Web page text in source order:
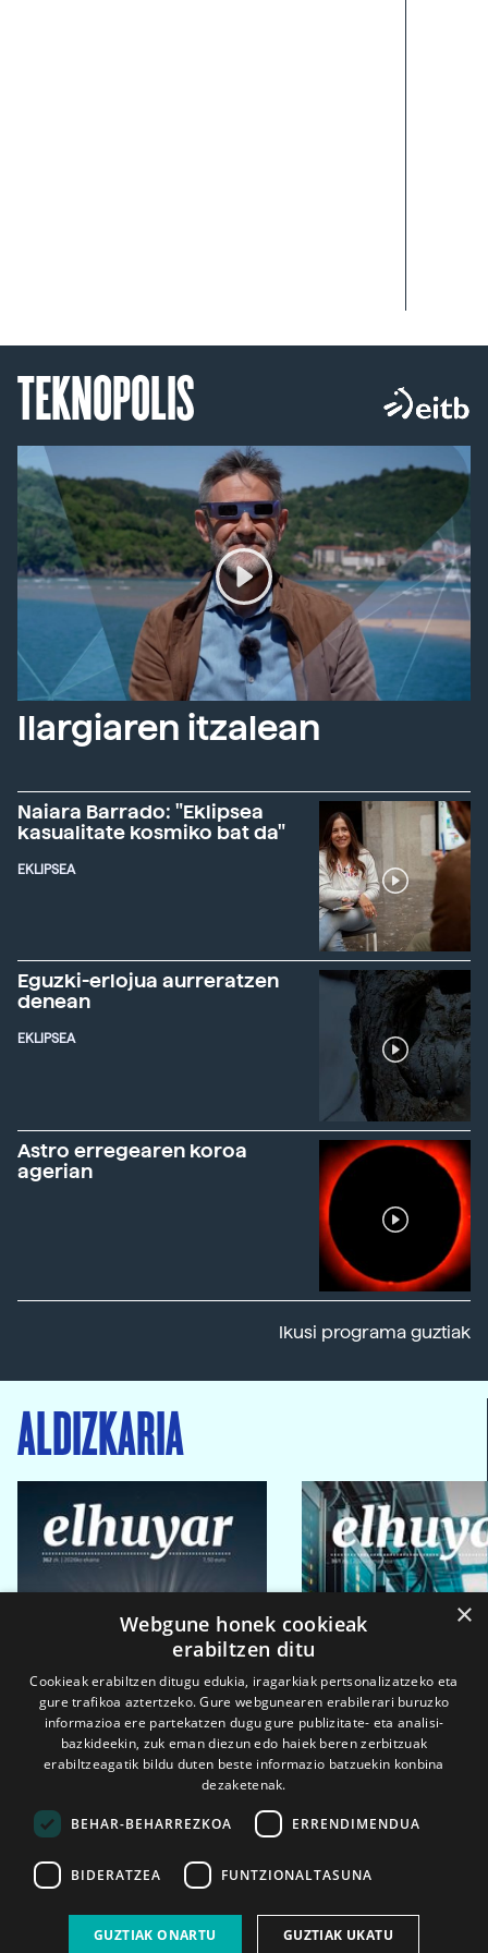
TEKNOPOLIS
Ilargiaren itzalean
Naiara Barrado: "Eklipsea
kasualitate kosmiko bat da"
EKLIPSEA
Eguzki-erlojua aurreratzen
denean
EKLIPSEA
Astro erregearen koroa
agerian
Ikusi programa guztiak
ALDIZKARIA
2026ko eka. 1a 2026ko mar. 1a
×
Webgune honek cookieak
erabiltzen ditu
Cookieak erabiltzen ditugu edukia, iragarkiak pertsonalizatzeko eta
gure trafikoa aztertzeko. Gure webgunearen erabilerari buruzko
informazioa ere partekatzen dugu gure publizitate- eta analisi-
bazkideekin, zuk eman diezun edo haiek beren zerbitzuak
erabiltzeagatik bildu duten beste informazio batzuekin konbina
dezaketenak.
BEHAR-BEHARREZKOA ERRENDIMENDUA
BIDERATZEA FUNTZIONALTASUNA
GUZTIAK ONARTU GUZTIAK UKATU